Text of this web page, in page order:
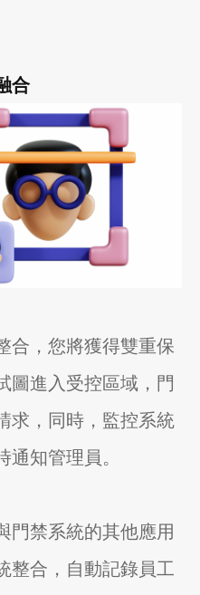
合
合，您將獲得雙重保
圖進入受控區域，門
求，同時，監控系統
知管理員。
門禁系統的其他應用
整合，自動記錄員工